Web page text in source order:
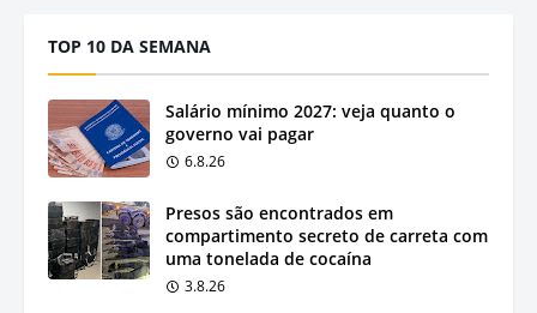
TOP 10 DA SEMANA
Salário mínimo 2027: veja quanto o
governo vai pagar
6.8.26
Presos são encontrados em
compartimento secreto de carreta com
uma tonelada de cocaína
3.8.26